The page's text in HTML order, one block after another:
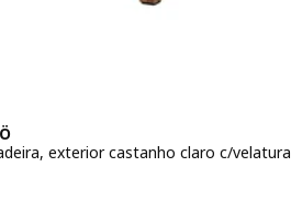
exterior castanho claro c/velatura